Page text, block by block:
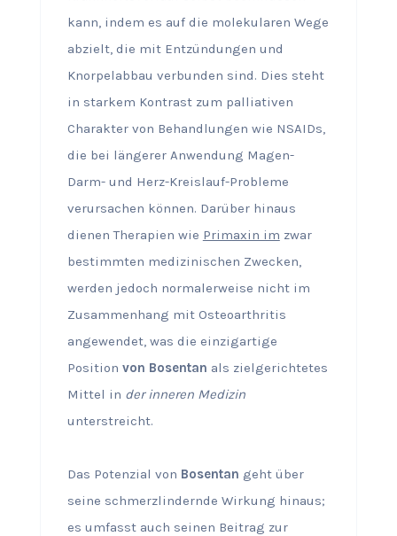
kann, indem es auf die molekularen Wege
abzielt, die mit Entzündungen und
Knorpelabbau verbunden sind. Dies steht
in starkem Kontrast zum palliativen
Charakter von Behandlungen wie NSAIDs,
die bei längerer Anwendung Magen-
Darm- und Herz-Kreislauf-Probleme
verursachen können. Darüber hinaus
dienen Therapien wie Primaxin im zwar
bestimmten medizinischen Zwecken,
werden jedoch normalerweise nicht im
Zusammenhang mit Osteoarthritis
angewendet, was die einzigartige
Position von Bosentan als zielgerichtetes
Mittel in der inneren Medizin
unterstreicht.
Das Potenzial von Bosentan geht über
seine schmerzlindernde Wirkung hinaus;
es umfasst auch seinen Beitrag zur